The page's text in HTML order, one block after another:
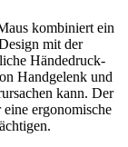
kombiniert ein
mit der
Händedruck-
Handgelenk und
kann. Der
ergonomische